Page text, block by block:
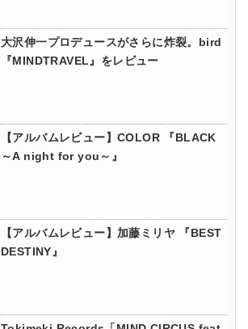
大沢伸一プロデュースがさらに炸裂。bird
『MINDTRAVEL』をレビュー
【アルバムレビュー】COLOR 『BLACK
～A night for you～』
【アルバムレビュー】加藤ミリヤ 『BEST
DESTINY』